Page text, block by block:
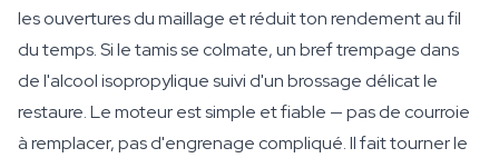
les ouvertures du maillage et réduit ton rendement au fil
du temps. Si le tamis se colmate, un bref trempage dans
de l'alcool isopropylique suivi d'un brossage délicat le
restaure. Le moteur est simple et fiable — pas de courroie
à remplacer, pas d'engrenage compliqué. Il fait tourner le